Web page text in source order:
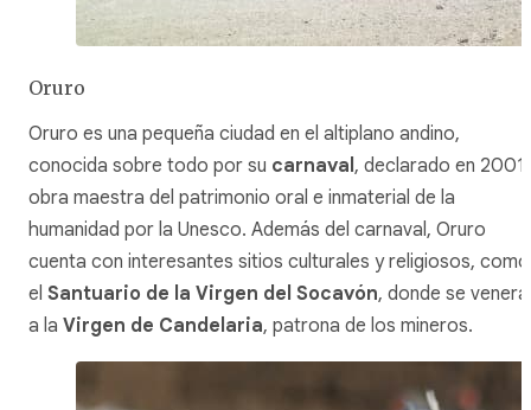
Oruro
Oruro es una pequeña ciudad en el altiplano andino,
conocida sobre todo por su carnaval , declarado en 2001
obra maestra del patrimonio oral e inmaterial de la
humanidad por la Unesco. Además del carnaval, Oruro
cuenta con interesantes sitios culturales y religiosos, como
el Santuario de la Virgen del Socavón, donde se venera
a la Virgen de Candelaria, patrona de los mineros.